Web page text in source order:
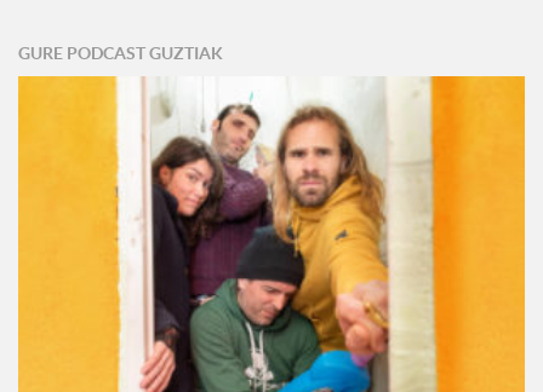
GURE PODCAST GUZTIAK